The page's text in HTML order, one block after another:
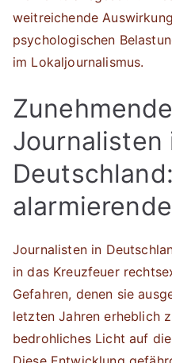
weitreichende
psychologischen
im Lokaljournalismus.
Journalisten
Journalisten in
in das Kreuzfeuer
Gefahren, denen sie
letzten Jahren erheblich
bedrohliches Licht auf